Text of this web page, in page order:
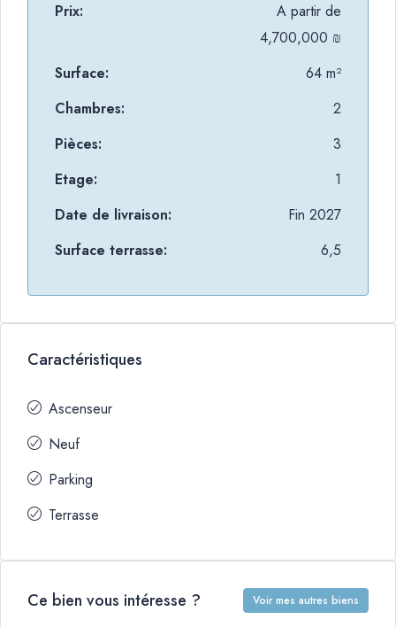
Prix:
A partir de
4,700,000 ₪
Surface:
64 m²
Chambres:
2
Pièces:
3
Etage:
1
Date de livraison:
Fin 2027
Surface terrasse:
6,5
Caractéristiques
Ascenseur
Neuf
Parking
Terrasse
Ce bien vous intéresse ? Voir mes autres biens